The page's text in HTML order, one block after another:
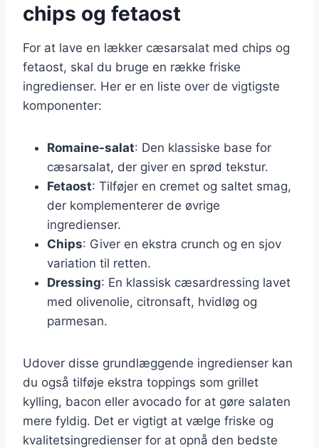
chips og fetaost
For at lave en lækker cæsarsalat med chips og
fetaost, skal du bruge en række friske
ingredienser. Her er en liste over de vigtigste
komponenter:
Romaine-salat: Den klassiske base for
cæsarsalat, der giver en sprød tekstur.
Fetaost: Tilføjer en cremet og saltet smag,
der komplementerer de øvrige
ingredienser.
Chips: Giver en ekstra crunch og en sjov
variation til retten.
Dressing: En klassisk cæsardressing lavet
med olivenolie, citronsaft, hvidløg og
parmesan.
Udover disse grundlæggende ingredienser kan
du også tilføje ekstra toppings som grillet
kylling, bacon eller avocado for at gøre salaten
mere fyldig. Det er vigtigt at vælge friske og
kvalitetsingredienser for at opnå den bedste